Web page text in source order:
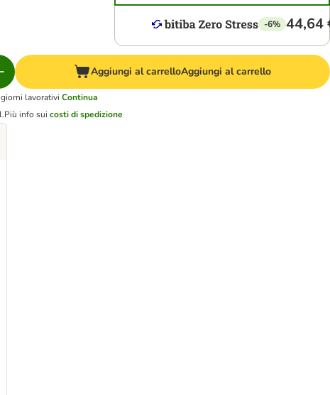
-6% 44,64
Aggiungi al carrelloAggiungi al carrello
lavorativi Continua
Più info suicosti di spedizione